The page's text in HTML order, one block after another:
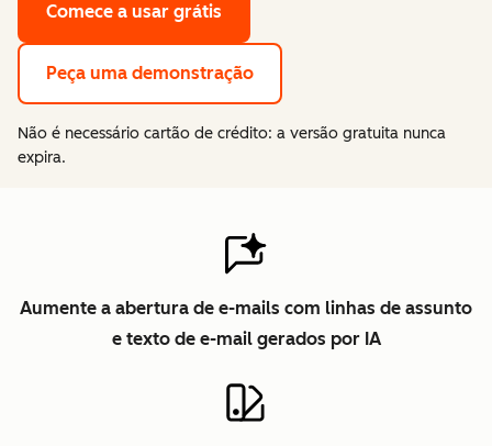
Comece a usar grátis
Peça uma demonstração
Não é necessário cartão de crédito: a versão gratuita nunca
expira.
Aumente a abertura de e-mails com linhas de assunto
e texto de e-mail gerados por IA